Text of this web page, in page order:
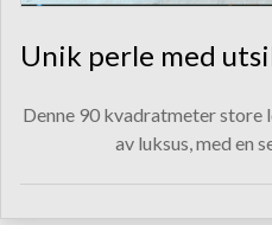
Unik perle med
Denne 90 kvadratmeter store
av luksus, med en